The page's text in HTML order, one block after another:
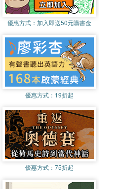
優惠方式： 加入即送50元購書金
優惠方式： 19折起
優惠方式： 75折起